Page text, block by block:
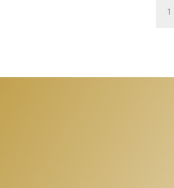
labial